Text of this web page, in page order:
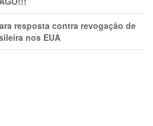
resposta contra revogação de
nos EUA